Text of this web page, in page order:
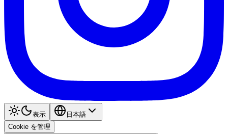
表示
日本語
Cookie を管理